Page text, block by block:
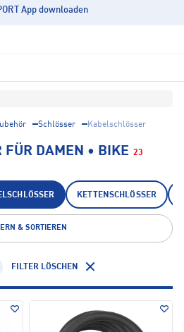
App downloaden
Schlösser Kabelschlösser
FÜR DAMEN • BIKE 23
KETTENSCHLÖSSER
& SORTIEREN
FILTER LÖSCHEN